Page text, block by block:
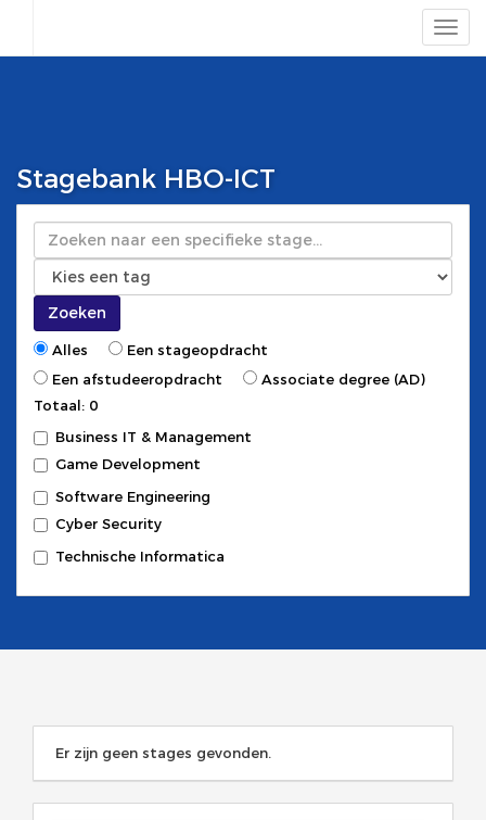
Stagebank HBO-ICT
Zoeken
Zoeken
Alles
Een stageopdracht
Een afstudeeropdracht
Associate degree (AD)
Totaal: 0
Business IT & Management
Game Development
Software Engineering
Cyber Security
Technische Informatica
Er zijn geen stages gevonden.